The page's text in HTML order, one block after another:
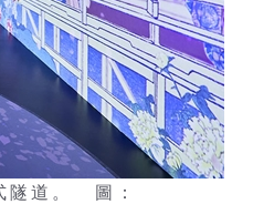
隧道。 圖：